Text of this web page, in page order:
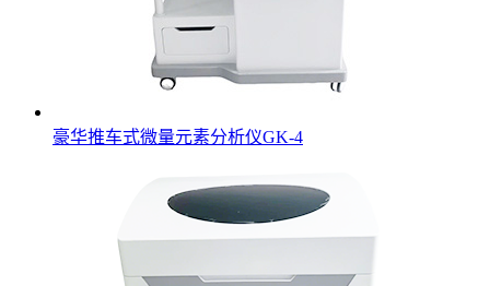
豪华推车式微量元素分析仪GK-4